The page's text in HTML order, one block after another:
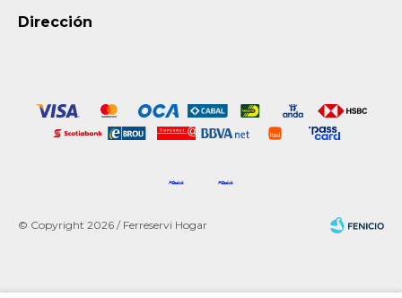
Dirección
© Copyright 2026 / Ferreservi Hogar